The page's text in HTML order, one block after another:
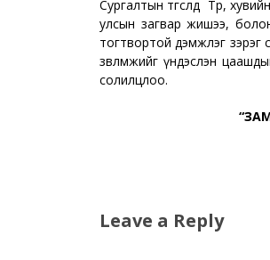
Сургалтын төгсөлд Төр,
улсын загвар жишээ,
тогтвортой дэмжлэг зэрэг
зөвлөмжийг үндэслэн
солилцлоо.
Leave a Reply